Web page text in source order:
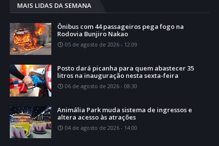
MAIS LIDAS DA SEMANA
Ônibus com 44 passageiros pega fogo na
Rodovia Bunjiro Nakao
05 de agosto de 2026 - 12:09
Posto dará picanha para quem abastecer 35
litros na inauguração nesta sexta-feira
06 de agosto de 2026 - 08:30
Animália Park muda sistema de ingressos e
altera acesso às atrações
04 de agosto de 2026 - 14:00